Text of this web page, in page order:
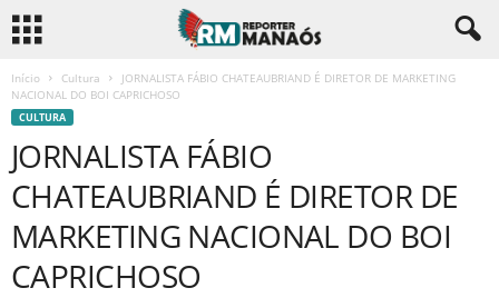
Início Cultura
JORNALISTA FÁBIO CHATEAUBRIAND É DIRETOR DE MARKETING
NACIONAL DO BOI CAPRICHOSO
CULTURA
JORNALISTA FÁBIO
CHATEAUBRIAND É DIRETOR DE
MARKETING NACIONAL DO BOI
CAPRICHOSO